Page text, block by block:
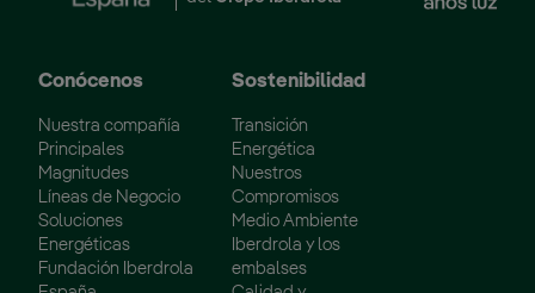
Conócenos
Nuestra compañía
Principales
Magnitudes
Líneas de Negocio
Soluciones
Energéticas
Fundación Iberdrola
Sostenibilidad
Transición
Energética
Nuestros
Compromisos
Medio Ambiente
Iberdrola y los
embalses